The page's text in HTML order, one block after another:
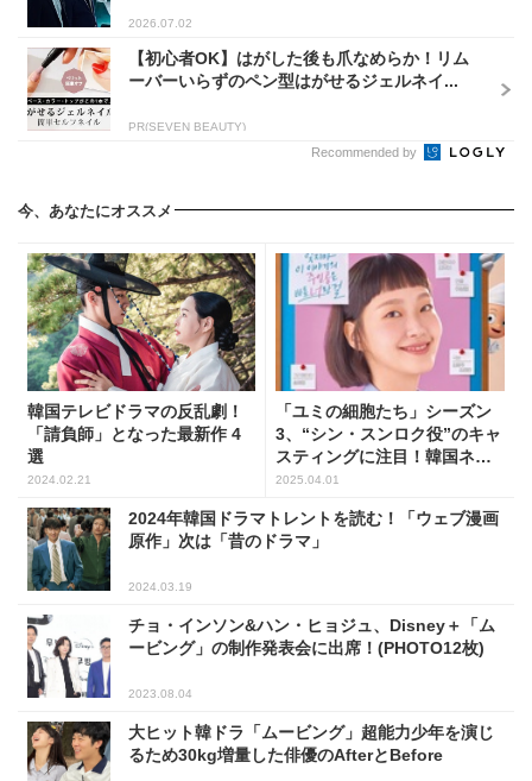
2026.07.02
【初心者OK】はがした後も爪なめらか！リム
ーバーいらずのペン型はがせるジェルネイ...
PR(SEVEN BEAUTY)
Recommended by
今、あなたにオススメ
韓国テレビドラマの反乱劇！
「請負師」となった最新作 4
選
2024.02.21
「ユミの細胞たち」シーズン
3、“シン・スンロク役”のキャ
スティングに注目！韓国ネッ
トが選ぶ理想の俳優とは？
2025.04.01
2024年韓国ドラマトレントを読む！「ウェブ漫画
原作」次は「昔のドラマ」
2024.03.19
チョ・インソン&ハン・ヒョジュ、Disney＋「ム
ービング」の制作発表会に出席！(PHOTO12枚)
2023.08.04
大ヒット韓ドラ「ムービング」超能力少年を演じ
るため30kg増量した俳優のAfterとBefore